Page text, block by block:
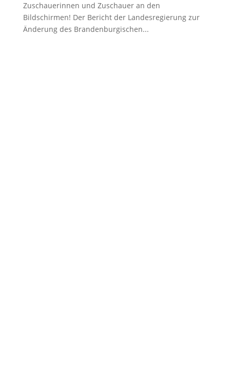
Zuschauerinnen und Zuschauer an den
Bildschirmen! Der Bericht der Landesregierung zur
Änderung des Brandenburgischen...